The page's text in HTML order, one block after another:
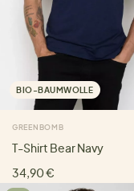
BIO-BAUMWOLLE
GREENBOMB
T-Shirt Bear Navy
34,90 €